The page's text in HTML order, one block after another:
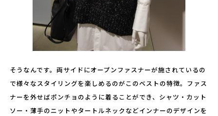
そうなんです。両サイドにオープンファスナーが施されているの
で様々なスタイリングを楽しめるのがこのベストの特徴。ファス
ナーを外せばポンチョのように着ることができ、シャツ・カット
ソー・薄手のニットやタートルネックなどインナーのデザインを